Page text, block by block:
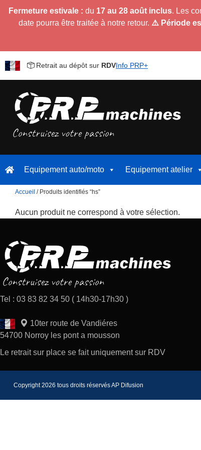
Fermeture estivale : du 17 au 28 août inclus. Les
date pourra être traitée à notre retour. ⚠️ Période
Retrait au dépôt sur RDVInfo PRP+
Equipement auto/moto Equipement atelier
Accueil / Produits identifiés “hs”
Aucun produit ne correspond à votre sélection.
Tel : 03 83 82 34 50 ( 14h30-17h30 )
10ter route de Vandiéres
54700 Norroy les pont a mousson
Le retrait sur place se fait uniquement sur RDV
Copyright 2026 tous droits réservés AP Difusion